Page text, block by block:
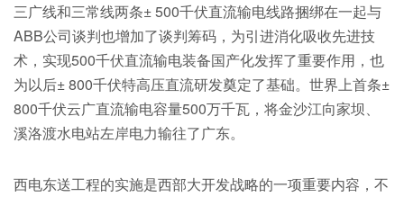
三广线和三常线两条± 500千伏直流输电线路捆绑在一起与
ABB公司谈判也增加了谈判筹码，为引进消化吸收先进技
术，实现500千伏直流输电装备国产化发挥了重要作用，也
为以后± 800千伏特高压直流研发奠定了基础。世界上首条±
800千伏云广直流输电容量500万千瓦，将金沙江向家坝、
溪洛渡水电站左岸电力输往了广东。
西电东送工程的实施是西部大开发战略的一项重要内容，不